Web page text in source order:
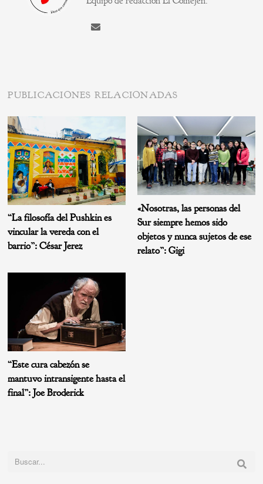
PUBLICACIONES RELACIONADAS
“La filosofía del Pushkin es
vincular la vereda con el
barrio”: César Jerez
«Nosotras, las personas del
Sur siempre hemos sido
objetos y nunca sujetos de ese
relato”: Gigi
“Este cura cabezón se
mantuvo intransigente hasta el
final”: Joe Broderick
Buscar: